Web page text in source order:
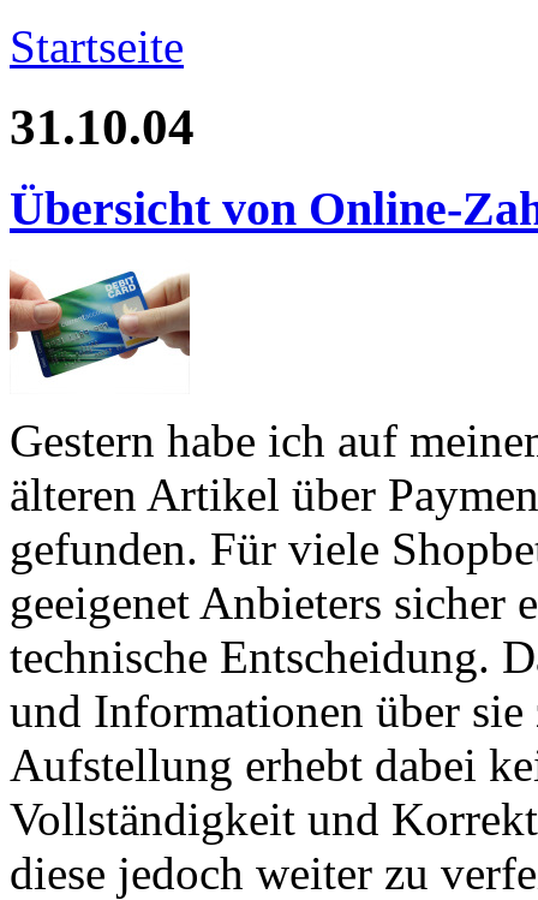
Startseite
31.10.04
Übersicht von Online-
Gestern habe ich auf
älteren Artikel über
gefunden. Für viele
geeigenet Anbieters sicher
technische Entscheidung.
und Informationen über
Aufstellung erhebt dabei
Vollständigkeit und
diese jedoch weiter zu